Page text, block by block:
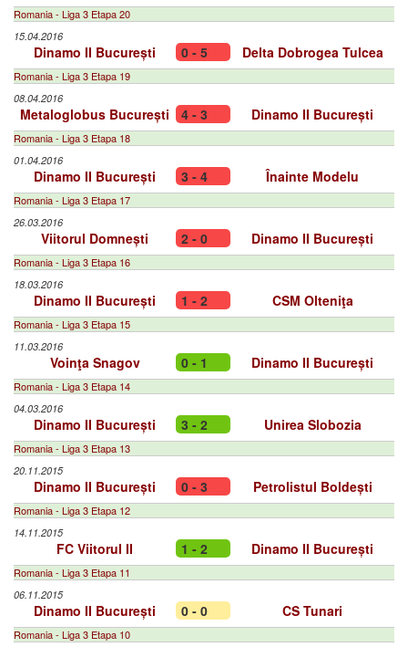
Romania - Liga 3 Etapa 20
15.04.2016
Dinamo II București 0 - 5 Delta Dobrogea Tulcea
Romania - Liga 3 Etapa 19
08.04.2016
Metaloglobus București 4 - 3 Dinamo II București
Romania - Liga 3 Etapa 18
01.04.2016
Dinamo II București 3 - 4 Înainte Modelu
Romania - Liga 3 Etapa 17
26.03.2016
Viitorul Domnești 2 - 0 Dinamo II București
Romania - Liga 3 Etapa 16
18.03.2016
Dinamo II București 1 - 2 CSM Olteniţa
Romania - Liga 3 Etapa 15
11.03.2016
Voinţa Snagov 0 - 1 Dinamo II București
Romania - Liga 3 Etapa 14
04.03.2016
Dinamo II București 3 - 2 Unirea Slobozia
Romania - Liga 3 Etapa 13
20.11.2015
Dinamo II București 0 - 3 Petrolistul Boldești
Romania - Liga 3 Etapa 12
14.11.2015
FC Viitorul II 1 - 2 Dinamo II București
Romania - Liga 3 Etapa 11
06.11.2015
Dinamo II București 0 - 0 CS Tunari
Romania - Liga 3 Etapa 10